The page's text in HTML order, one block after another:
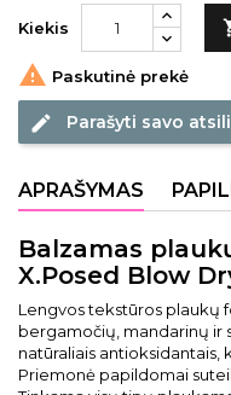
Kiekis
 Paskutinė prekė
edit Parašyti savo
APRAŠYMAS
Balzamas
X.Posed Blow
Lengvos tekstūros plaukų
bergamočių, mandarinų ir
natūraliais antioksidantais,
Priemonė papildomai